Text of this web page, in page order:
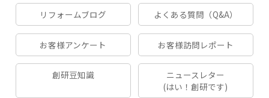
リフォームブログ よくある質問（Q&A）
お客様アンケート お客様訪問レポート
創研豆知識
ニュースレター
(はい！創研です)